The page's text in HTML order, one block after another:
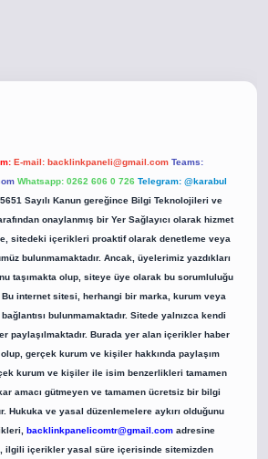
E-mail: backlinkpaneli@gmail.com Teams:
Whatsapp: 0262 606 0 726 Telegram: @karabul
Sayılı Kanun gereğince Bilgi Teknolojileri ve
onaylanmış bir Yer Sağlayıcı olarak hizmet
sitedeki içerikleri proaktif olarak denetleme veya
bulunmamaktadır. Ancak, üyelerimiz yazdıkları
taşımakta olup, siteye üye olarak bu sorumluluğu
Bu internet sitesi, herhangi bir marka, kurum veya
bulunmamaktadır. Sitede yalnızca kendi
paylaşılmaktadır. Burada yer alan içerikler haber
gerçek kurum ve kişiler hakkında paylaşım
kurum ve kişiler ile isim benzerlikleri tamamen
amacı gütmeyen ve tamamen ücretsiz bir bilgi
Hukuka ve yasal düzenlemelere aykırı olduğunu
backlinkpanelicomtr@gmail.comadresine
ilgili içerikler yasal süre içerisinde sitemizden